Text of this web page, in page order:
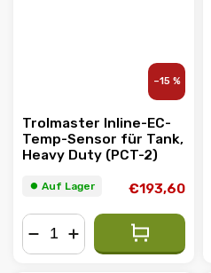
–15 %
Trolmaster Inline-EC-
Temp-Sensor für Tank,
Heavy Duty (PCT-2)
⏺︎ Auf Lager €193,60